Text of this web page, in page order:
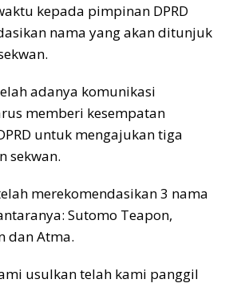
kepada pimpinan DPRD
nama yang akan ditunjuk
adanya komunikasi
memberi kesempatan
untuk mengajukan tiga
sekwan.
merekomendasikan 3 nama
Sutomo Teapon,
dan Atma.
usulkan telah kami panggil